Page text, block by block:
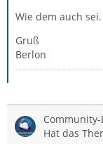
Wie dem auch
Gruß
Berlon
Community-
Hat das